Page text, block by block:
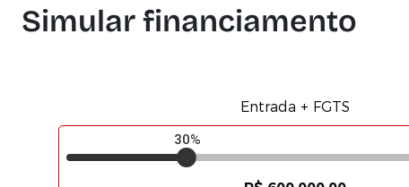
Simular financiamento